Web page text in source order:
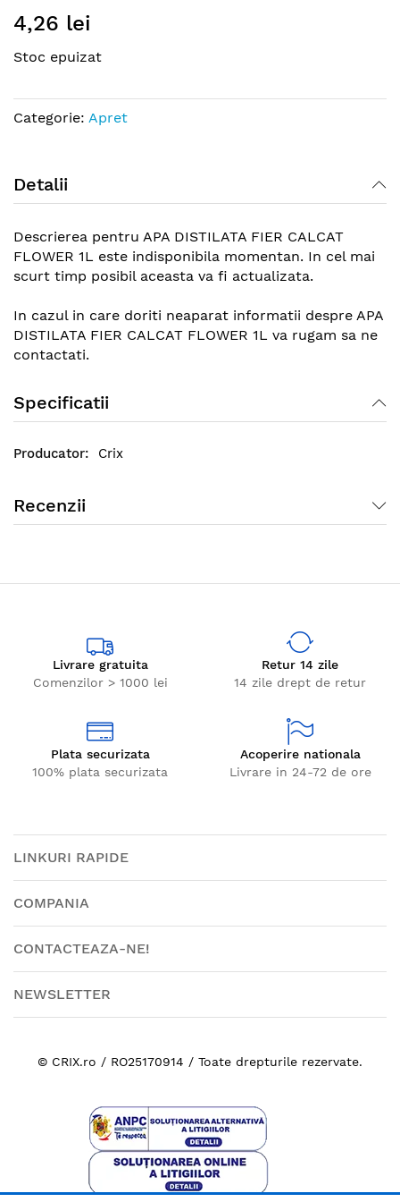
to
beginning
the
images
4,26 lei
Stoc epuizat
Categorie: Apret
Detalii
Descrierea pentru APA DISTILATA FIER CALCAT
FLOWER 1L este indisponibila momentan. In cel mai
scurt timp posibil aceasta va fi actualizata.
In cazul in care doriti neaparat informatii despre APA
DISTILATA FIER CALCAT FLOWER 1L va rugam sa ne
contactati.
Specificatii
Crix
Recenzii
Livrare gratuita
Comenzilor > 1000 lei
Retur 14 zile
14 zile drept de retur
Plata securizata
100% plata securizata
Acoperire nationala
Livrare in 24-72 de ore
LINKURI RAPIDE
COMPANIA
CONTACTEAZA-NE!
NEWSLETTER
© CRIX.ro / RO25170914 / Toate drepturile rezervate.